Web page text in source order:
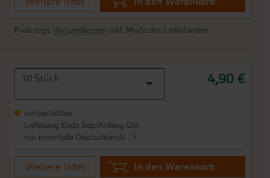
Preis zzgl.Versandkosten inkl. MwSt.des Lieferlandes
10 Stück 4,90 €
vorbestellbar
Lieferung Ende Sep/Anfang Okt
nur innerhalb Deutschlands
i
Weitere Infos In den Warenkorb